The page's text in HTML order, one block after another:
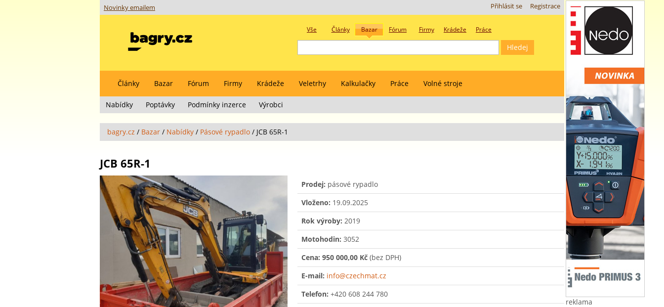
reklama
Novinky emailem Registrace
Přihlásit se
Vše Články Bazar Fórum Firmy Krádeže Práce
Články Bazar Fórum Firmy Krádeže Veletrhy Kalkulačky Práce Volné stroje
Nabídky Poptávky Podmínky inzerce Výrobci
bagry.cz / Bazar / Nabídky / Pásové rypadlo / JCB 65R-1
JCB 65R-1
Prodej: pásové rypadlo
Vloženo: 19.09.2025
Rok výroby: 2019
Motohodin: 3052
Cena: 950 000,00 Kč (bez DPH)
E-mail: info@czechmat.cz
Telefon: +420 608 244 780